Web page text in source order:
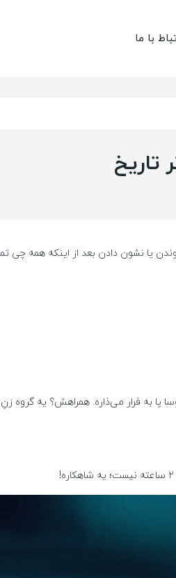
با ما
به نابودی کشوندن یا نشون دادن بعد از اینکه
پا به فرار می‌ذاره. همراهش؟ یه